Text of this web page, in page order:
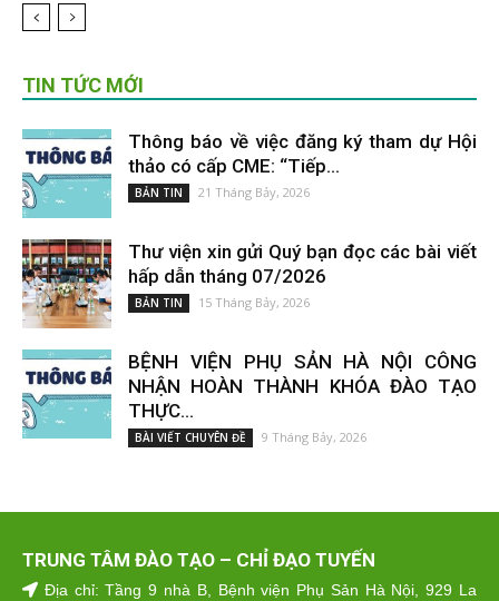
TIN TỨC MỚI
Thông báo về việc đăng ký tham dự Hội
thảo có cấp CME: “Tiếp...
BẢN TIN 21 Tháng Bảy, 2026
Thư viện xin gửi Quý bạn đọc các bài viết
hấp dẫn tháng 07/2026
BẢN TIN 15 Tháng Bảy, 2026
BỆNH VIỆN PHỤ SẢN HÀ NỘI CÔNG
NHẬN HOÀN THÀNH KHÓA ĐÀO TẠO
THỰC...
BÀI VIẾT CHUYÊN ĐỀ 9 Tháng Bảy, 2026
TRUNG TÂM ĐÀO TẠO – CHỈ ĐẠO TUYẾN
Địa chỉ: Tầng 9 nhà B, Bệnh viện Phụ Sản Hà Nội, 929 La